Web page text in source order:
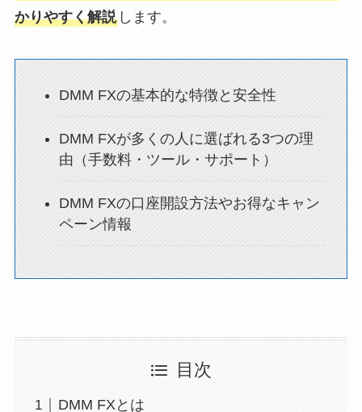
かりやすく解説します。
DMM FXの基本的な特徴と安全性
DMM FXが多くの人に選ばれる3つの理
由（手数料・ツール・サポート）
DMM FXの口座開設方法やお得なキャン
ペーン情報
目次
DMM FXとは